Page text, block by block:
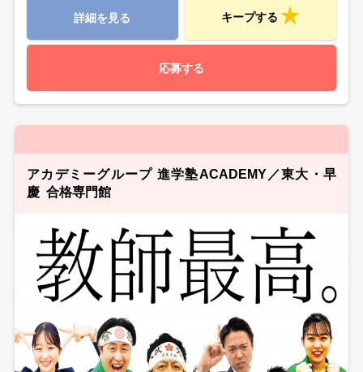
詳細を見る キープする
応募する
アカデミーグループ 進学塾ACADEMY／東大・早
慶 合格専門館